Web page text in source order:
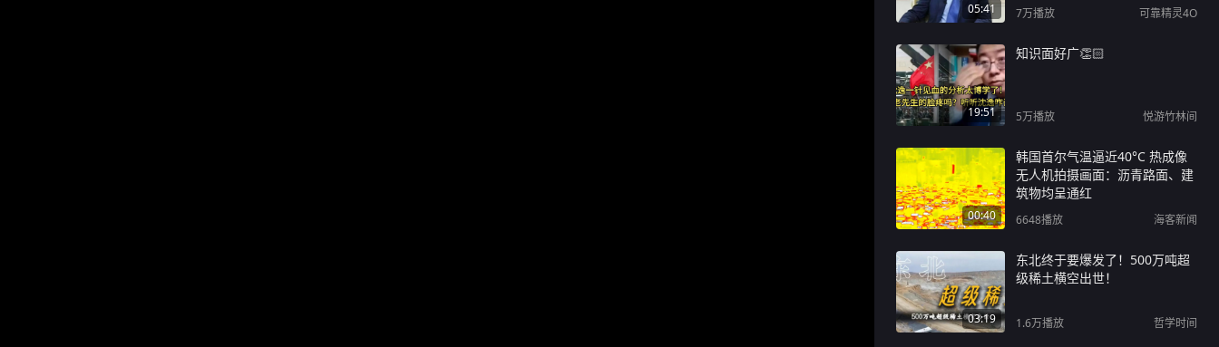
05:41 7万播放 可靠精灵4O
19:51
知识面好广👏🏻
5万播放 悦游竹林间
00:40
韩国首尔气温逼近40°C 热成像
无人机拍摄画面：沥青路面、建
筑物均呈通红
6648播放 海客新闻
03:19
东北终于要爆发了！500万吨超
级稀土横空出世！
1.6万播放 哲学时间